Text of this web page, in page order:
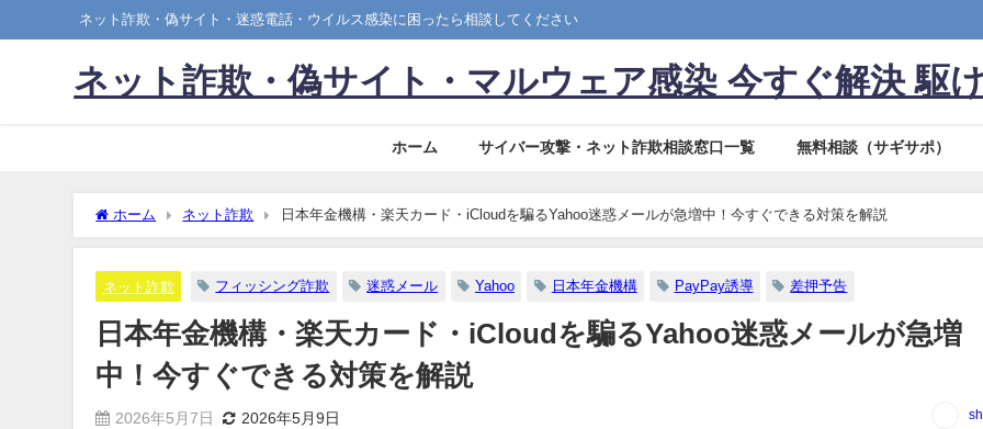
ネット詐欺・偽サイト・迷惑電話・ウイルス感染に困ったら相談してください
ネット詐欺・偽サイト・マルウェア感染 今すぐ解決 駆
ホーム サイバー攻撃・ネット詐欺相談窓口一覧 無料相談（サギサポ）
ホーム ネット詐欺 日本年金機構・楽天カード・iCloudを騙るYahoo迷惑メールが急増中！今すぐできる対策を解説
ネット詐欺 フィッシング詐欺 迷惑メール Yahoo 日本年金機構 PayPay誘導 差押予告
日本年金機構・楽天カード・iCloudを騙るYahoo迷惑メールが急増
中！今すぐできる対策を解説
2026年5月7日 2026年5月9日